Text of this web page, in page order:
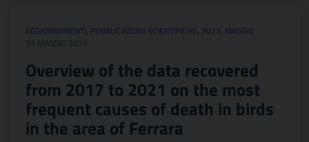
AGGIORNAMENTI, PUBBLICAZIONI SCIENTIFICHE, 2023, MAGGIO
31 MAGGIO 2023
Overview of the data recovered
from 2017 to 2021 on the most
frequent causes of death in birds
in the area of Ferrara